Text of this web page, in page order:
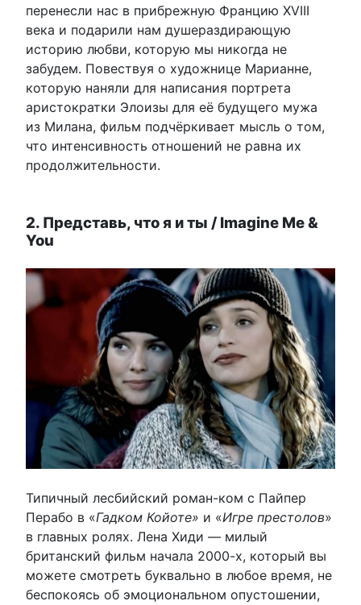
перенесли нас в прибрежную Францию XVIII
века и подарили нам душераздирающую
историю любви, которую мы никогда не
забудем. Повествуя о художнице Марианне,
которую наняли для написания портрета
аристократки Элоизы для её будущего мужа
из Милана, фильм подчёркивает мысль о том,
что интенсивность отношений не равна их
продолжительности.
2. Представь, что я и ты / Imagine Me &
You
Типичный лесбийский роман-ком с Пайпер
Перабо в «Гадком Койоте» и «Игре престолов»
в главных ролях. Лена Хиди — милый
британский фильм начала 2000-х, который вы
можете смотреть буквально в любое время, не
беспокоясь об эмоциональном опустошении,